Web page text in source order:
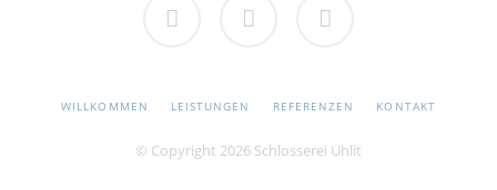
WILLKOMMEN LEISTUNGEN REFERENZEN KONTAKT
© Copyright 2026 Schlosserei Uhlit